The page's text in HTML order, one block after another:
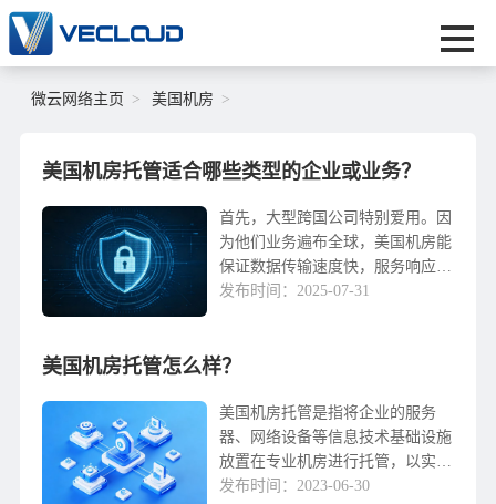
微云网络主页 美国机房
美国机房托管适合哪些类型的企业或业务？
首先，大型跨国公司特别爱用。因
为他们业务遍布全球，美国机房能
保证数据传输速度快，服务响应及
时。像一些互联网巨头、跨国电
美国机房托管，能确保全球用户体
挺...
发布时间：2025-07-31
美国机房托管怎么样？
美国机房托管是指将企业的服务
器、网络设备等信息技术基础设施
放置在专业机房进行托管，以实现
企业IT系统的可靠性、稳定性和安
发布时间：2023-06-30